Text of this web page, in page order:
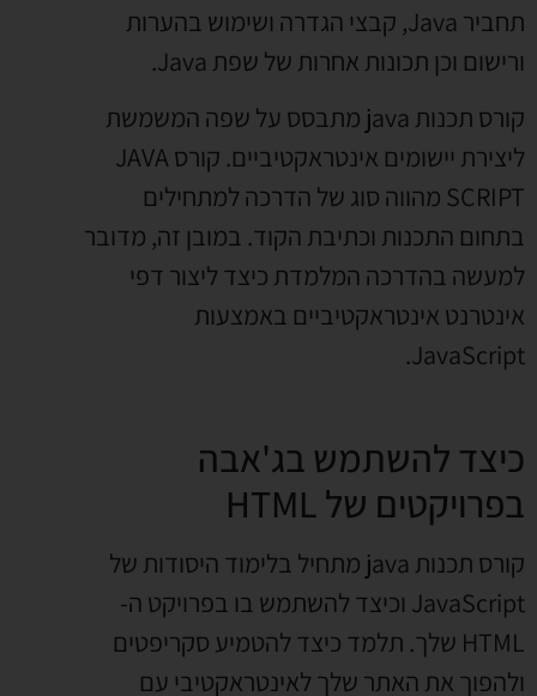
תחביר Java, קבצי הגדרה ושימוש בהערות
ורישום וכן תכונות אחרות של שפת Java.
קורס תכנות java מתבסס על שפה המשמשת
ליצירת יישומים אינטראקטיביים. קורס JAVA
SCRIPT מהווה סוג של הדרכה למתחילים
בתחום התכנות וכתיבת הקוד. במובן זה, מדובר
למעשה בהדרכה המלמדת כיצד ליצור דפי
אינטרנט אינטראקטיביים באמצעות
JavaScript.
כיצד להשתמש בג'אבה
בפרויקטים של HTML
קורס תכנות java מתחיל בלימוד היסודות של
JavaScript וכיצד להשתמש בו בפרויקט ה-
HTML שלך. תלמד כיצד להטמיע סקריפטים
ולהפוך את האתר שלך לאינטראקטיבי עם